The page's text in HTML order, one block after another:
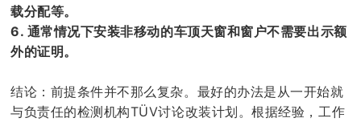
载分配等。
6. 通常情况下安装非移动的车顶天窗和窗户不需要出示额
外的证明。
结论：前提条件并不那么复杂。最好的办法是从一开始就
与负责任的检测机构TÜV讨论改装计划。根据经验，工作